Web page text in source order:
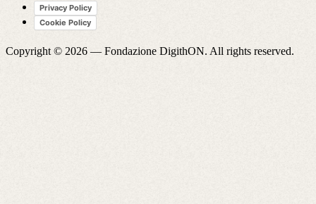
Privacy Policy
Cookie Policy
Copyright © 2026 — Fondazione DigithON. All rights reserved.